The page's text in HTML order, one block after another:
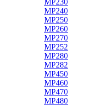
MP230
MP240
MP250
MP260
MP270
MP252
MP280
MP282
MP450
MP460
MP470
MP480